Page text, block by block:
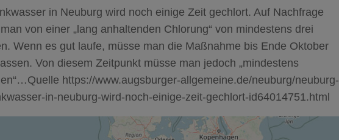
in Neuburg wird noch einige Zeit gechlort. Auf Nachfrage
von einer „lang anhaltenden Chlorung“ von mindestens drei
Wenn es gut laufe, müsse man die Maßnahme bis Ende Oktober
Von diesem Zeitpunkt müsse man jedoch „mindestens
https://www.augsburger-allgemeine.de/neuburg/neuburg-
in-neuburg-wird-noch-einige-zeit-gechlort-id64014751.html